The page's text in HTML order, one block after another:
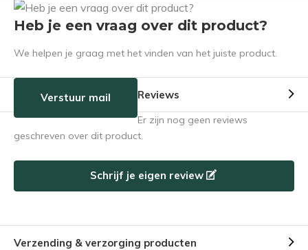
Heb je een vraag over dit product?
We helpen je graag met het vinden van het juiste product.
Verstuur mail Reviews
Er zijn nog geen reviews
geschreven over dit product.
Schrijf je eigen review
Verzending & verzorging producten